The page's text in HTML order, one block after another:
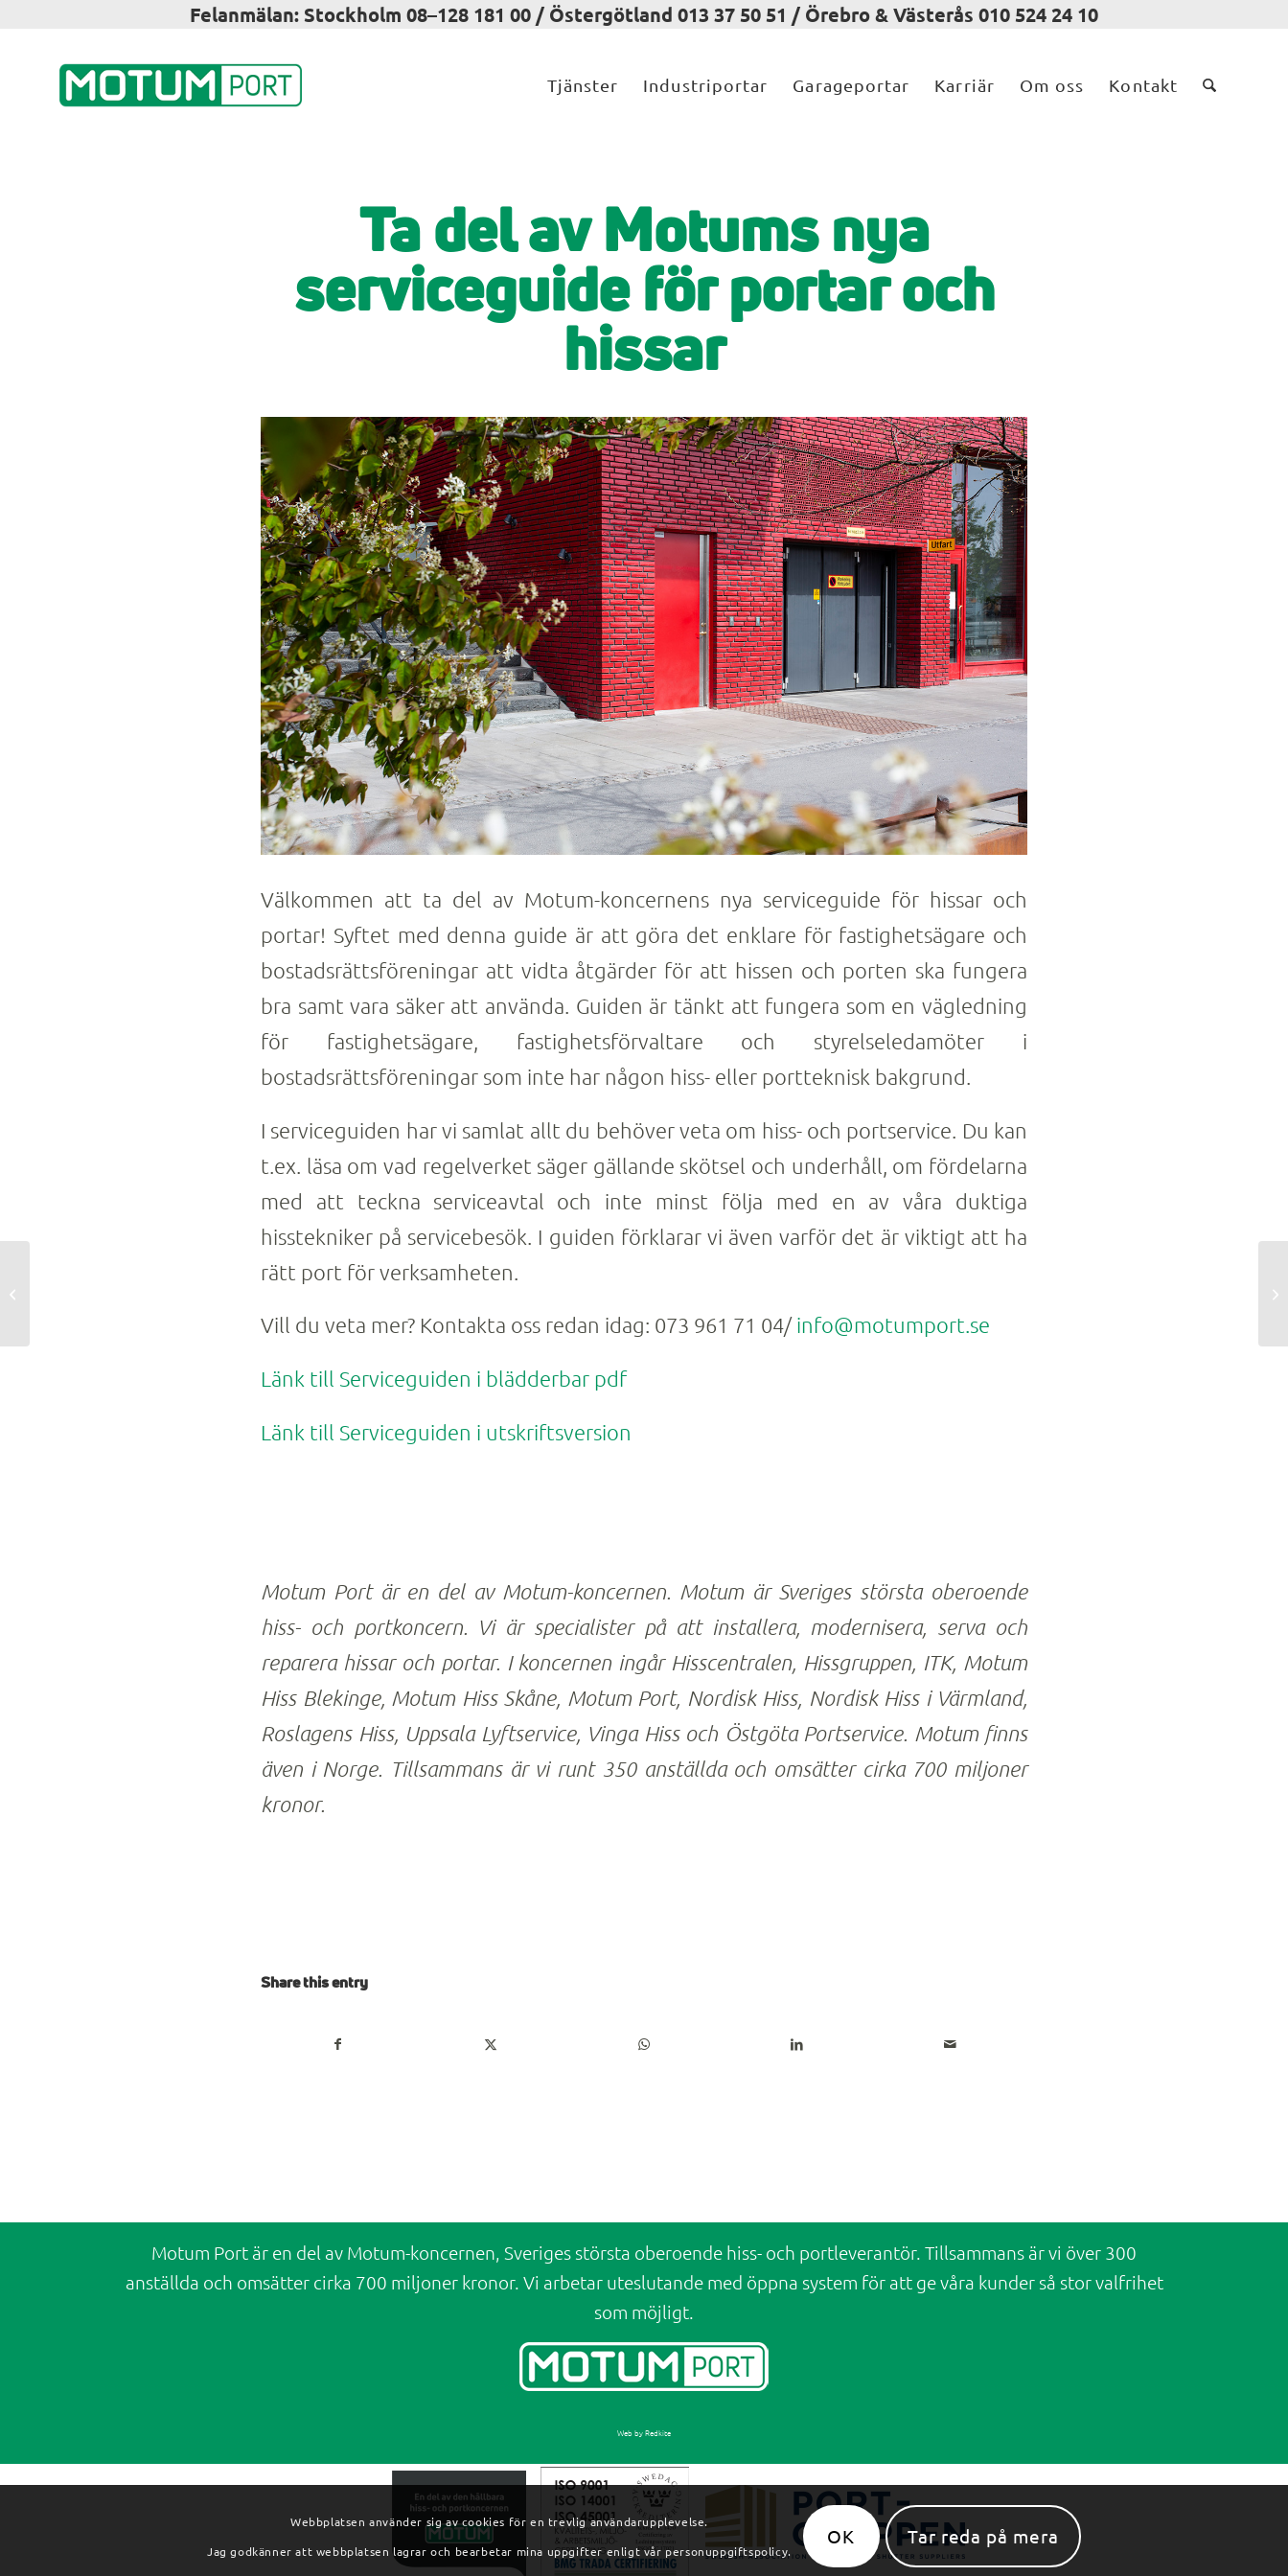
Felanmälan: Stockholm 08–128 181 00 / Östergötland 013 37 50 51 / Örebro & Västerås 010 524 24 10
Tjänster Industriportar Garageportar Karriär Om oss Kontakt
Ta del av Motums nya
serviceguide för portar och
hissar
Välkommen att ta del av Motum-koncernens nya serviceguide för hissar och
portar! Syftet med denna guide är att göra det enklare för fastighetsägare och
bostadsrättsföreningar att vidta åtgärder för att hissen och porten ska fungera
bra samt vara säker att använda. Guiden är tänkt att fungera som en vägledning
för fastighetsägare, fastighetsförvaltare och styrelseledamöter i
bostadsrättsföreningar som inte har någon hiss- eller portteknisk bakgrund.
I serviceguiden har vi samlat allt du behöver veta om hiss- och portservice. Du kan
t.ex. läsa om vad regelverket säger gällande skötsel och underhåll, om fördelarna
med att teckna serviceavtal och inte minst följa med en av våra duktiga
hisstekniker på servicebesök. I guiden förklarar vi även varför det är viktigt att ha
rätt port för verksamheten.
Vill du veta mer? Kontakta oss redan idag: 073 961 71 04/info@motumport.se
Länk till Serviceguiden i blädderbar pdf
Länk till Serviceguiden i utskriftsversion
Motum Port är en del av Motum-koncernen. Motum är Sveriges största oberoende
hiss- och portkoncern. Vi är specialister på att installera, modernisera, serva och
reparera hissar och portar. I koncernen ingår Hisscentralen, Hissgruppen, ITK, Motum
Hiss Blekinge, Motum Hiss Skåne, Motum Port, Nordisk Hiss, Nordisk Hiss i Värmland,
Roslagens Hiss, Uppsala Lyftservice, Vinga Hiss och Östgöta Portservice. Motum finns
även i Norge. Tillsammans är vi runt 350 anställda och omsätter cirka 700 miljoner
kronor.
Share this entry
Motum Port är en del av Motum-koncernen, Sveriges största oberoende hiss- och portleverantör. Tillsammans är vi över 300
anställda och omsätter cirka 700 miljoner kronor. Vi arbetar uteslutande med öppna system för att ge våra kunder så stor valfrihet
som möjligt.
Web by Redkite
Webbplatsen använder sig av cookies för en trevlig användarupplevelse.
Jag godkänner att webbplatsen lagrar och bearbetar mina uppgifter enligt vår personuppgiftspolicy.
OK Tar reda på mera